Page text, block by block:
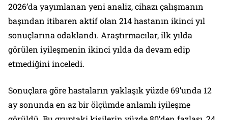
2026’da yayımlanan yeni analiz, cihazı çalışmanın
başından itibaren aktif olan 214 hastanın ikinci yıl
sonuçlarına odaklandı. Araştırmacılar, ilk yılda
görülen iyileşmenin ikinci yılda da devam edip
etmediğini inceledi.
Sonuçlara göre hastaların yaklaşık yüzde 69’unda 12
ay sonunda en az bir ölçümde anlamlı iyileşme